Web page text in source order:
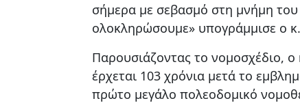
σήμερα με σεβασμό στη μνήμη του
ολοκληρώσουμε» υπογράμμισε ο
Παρουσιάζοντας το νομοσχέδιο, ο
έρχεται 103 χρόνια μετά το
πρώτο μεγάλο πολεοδομικό